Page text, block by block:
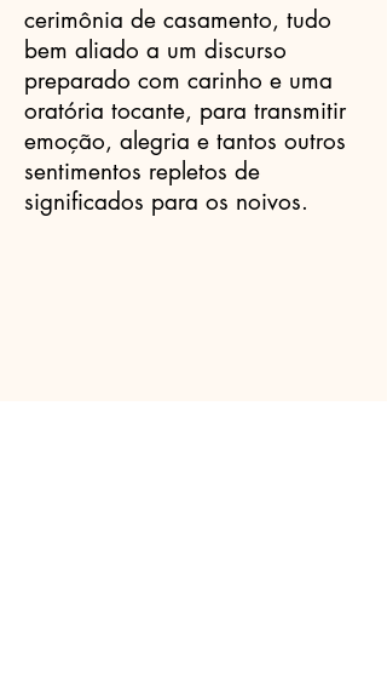
cerimônia de casamento, tudo
bem aliado a um discurso
preparado com carinho e uma
oratória tocante, para transmitir
emoção, alegria e tantos outros
sentimentos repletos de
significados para os noivos.